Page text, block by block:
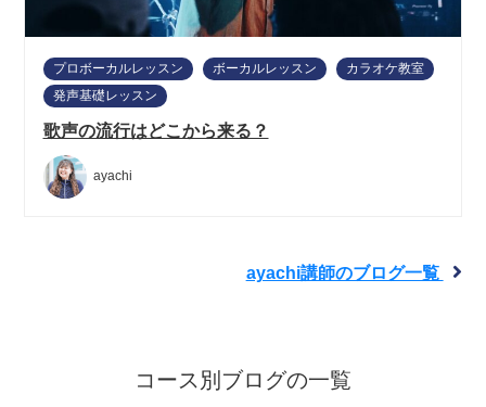
プロボーカルレッスン ボーカルレッスン
カラオケ教室
発声基礎レッスン
歌声の流行はどこから来る？
ayachi
ayachi講師のブログ一覧
コース別ブログの一覧